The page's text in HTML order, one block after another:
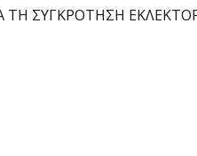
ΣΥΓΚΡΟΤΗΣΗ